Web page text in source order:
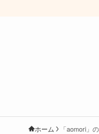
ホーム 「aomori」